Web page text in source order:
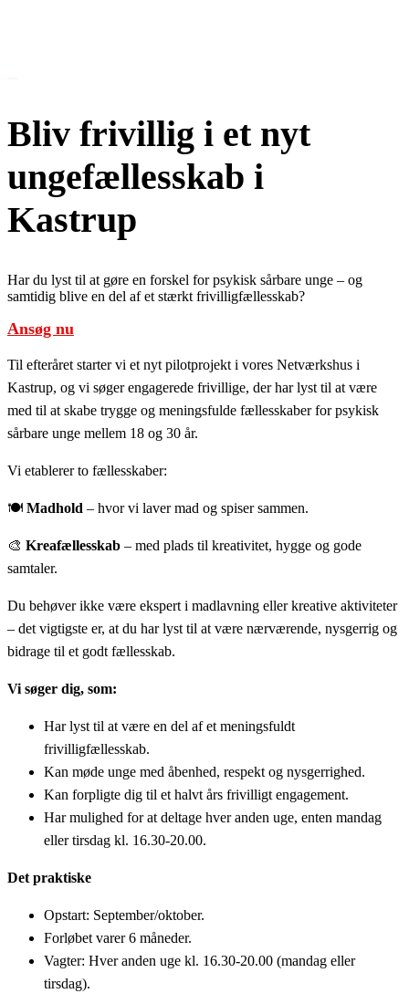
Bliv frivillig i et nyt
ungefællesskab i
Kastrup
Har du lyst til at gøre en forskel for psykisk sårbare unge – og
samtidig blive en del af et stærkt frivilligfællesskab?
Ansøg nu
Til efteråret starter vi et nyt pilotprojekt i vores Netværkshus i
Kastrup, og vi søger engagerede frivillige, der har lyst til at være
med til at skabe trygge og meningsfulde fællesskaber for psykisk
sårbare unge mellem 18 og 30 år.
Vi etablerer to fællesskaber:
🍽️ Madhold – hvor vi laver mad og spiser sammen.
🎨 Kreafællesskab – med plads til kreativitet, hygge og gode
samtaler.
Du behøver ikke være ekspert i madlavning eller kreative aktiviteter
– det vigtigste er, at du har lyst til at være nærværende, nysgerrig og
bidrage til et godt fællesskab.
Vi søger dig, som:
Har lyst til at være en del af et meningsfuldt
frivilligfællesskab.
Kan møde unge med åbenhed, respekt og nysgerrighed.
Kan forpligte dig til et halvt års frivilligt engagement.
Har mulighed for at deltage hver anden uge, enten mandag
eller tirsdag kl. 16.30-20.00.
Det praktiske
Opstart: September/oktober.
Forløbet varer 6 måneder.
Vagter: Hver anden uge kl. 16.30-20.00 (mandag eller
tirsdag).